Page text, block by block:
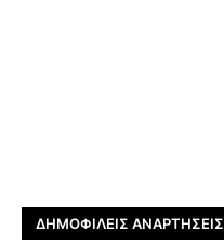
ΔΗΜΟΦΙΛΕΊΣ ΑΝΑΡΤΉΣΕΙΣ